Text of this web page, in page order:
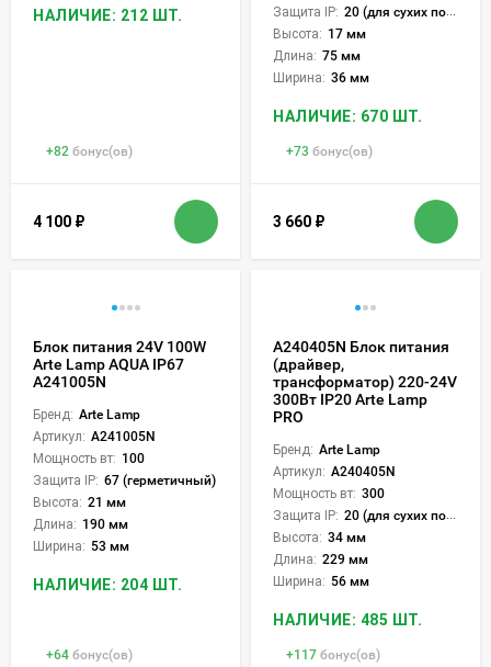
НАЛИЧИЕ: 212 ШТ.
+82 бонус(ов)
4 100 ₽
Защита IP: 20 (для сухих пом.)
Высота: 17 мм
Длина: 75 мм
Ширина: 36 мм
НАЛИЧИЕ: 670 ШТ.
+73 бонус(ов)
3 660 ₽
Блок питания 24V 100W
Arte Lamp AQUA IP67
A241005N
Бренд: Arte Lamp
Артикул: A241005N
Мощность вт: 100
Защита IP: 67 (герметичный)
Высота: 21 мм
Длина: 190 мм
Ширина: 53 мм
НАЛИЧИЕ: 204 ШТ.
+64 бонус(ов)
A240405N Блок питания
(драйвер,
трансформатор) 220-24V
300Вт IP20 Arte Lamp
PRO
Бренд: Arte Lamp
Артикул: A240405N
Мощность вт: 300
Защита IP: 20 (для сухих пом.)
Высота: 34 мм
Длина: 229 мм
Ширина: 56 мм
НАЛИЧИЕ: 485 ШТ.
+117 бонус(ов)